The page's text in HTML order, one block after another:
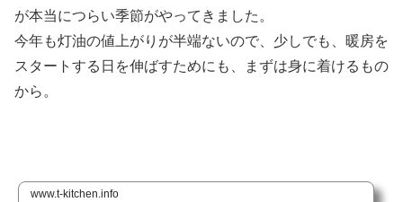
が本当につらい季節がやってきました。
今年も灯油の値上がりが半端ないので、少しでも、暖房を
スタートする日を伸ばすためにも、まずは身に着けるもの
から。
www.t-kitchen.info